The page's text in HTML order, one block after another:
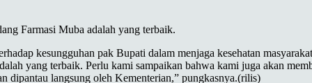
Farmasi Muba adalah yang terbaik.
kesungguhan pak Bupati dalam menjaga kesehatan
yang terbaik. Perlu kami sampaikan bahwa kami juga akan
dipantau langsung oleh Kementerian,” pungkasnya.(rilis)